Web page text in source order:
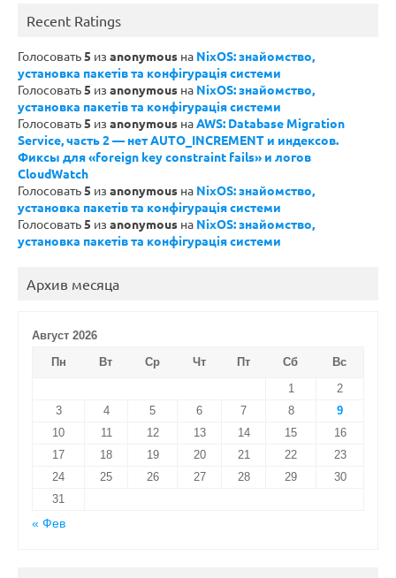
Recent Ratings
Голосовать5 из anonymous на NixOS: знайомство,
установка пакетів та конфігурація системи
Голосовать5 из anonymous на NixOS: знайомство,
установка пакетів та конфігурація системи
Голосовать5 из anonymous наAWS: Database Migration
Service, часть 2 — нет AUTO_INCREMENT и индексов.
Фиксы для «foreign key constraint fails» и логов
CloudWatch
Голосовать5 из anonymous на NixOS: знайомство,
установка пакетів та конфігурація системи
Голосовать5 из anonymous на NixOS: знайомство,
установка пакетів та конфігурація системи
Архив месяца
Август 2026
Пн
Вт Ср Чт Пт Сб
Вс
1
2
3
4 5 6 7 8
9
10
11 12 13 14 15
16
17
18 19 20 21 22
23
24
25 26 27 28 29
30
31
« Фев